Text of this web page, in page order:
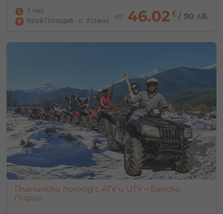
1 час
Край Пловдив - с. Устина
от 46.02 € / 90 лв.
Планински преход с ATV и UTV – Банско,
Пирин